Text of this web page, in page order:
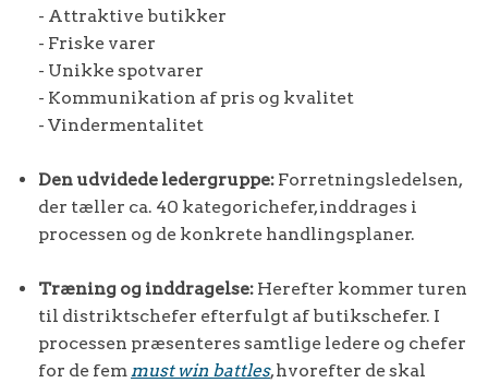
- Attraktive butikker
- Friske varer
- Unikke spotvarer
- Kommunikation af pris og kvalitet
- Vindermentalitet
Den udvidede ledergruppe: Forretningsledelsen,
der tæller ca. 40 kategorichefer, inddrages i
processen og de konkrete handlingsplaner.
Træning og inddragelse: Herefter kommer turen
til distriktschefer efterfulgt af butikschefer. I
processen præsenteres samtlige ledere og chefer
for de femmust win battles, hvorefter de skal